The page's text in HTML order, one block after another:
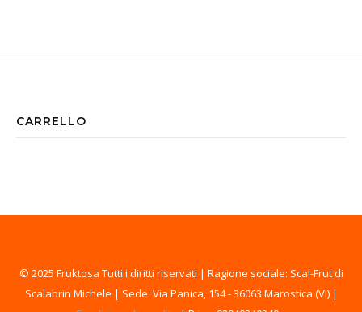
CARRELLO
© 2025 Fruktosa Tutti i diritti riservati | Ragione sociale: Scal-Frut di
Scalabrin Michele | Sede: Via Panica, 154 - 36063 Marostica (VI) |